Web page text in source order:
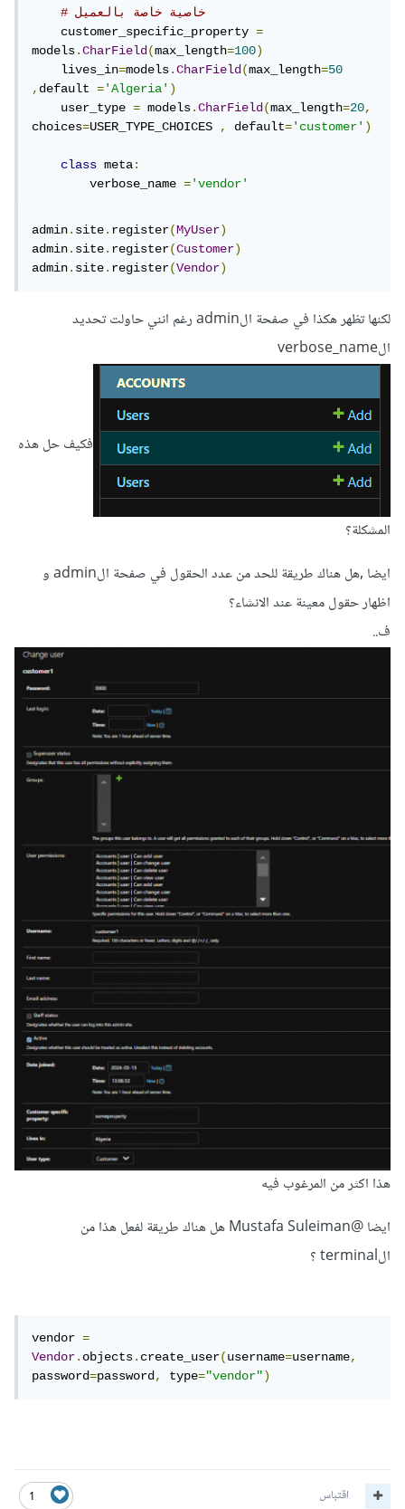
models .CharField (max_length
الآن نستخدم Vendor.objects.create_user لإنشاء بائع
جديد ونمرر اسم المستخدم وكلمة المرور وخصائص أخرى إلى
الطريقة create_user.
from
password = "password1234"
vendor =
# ... (إتمام عملية تسجيل البائع)
جديد، ونمرر اسم المستخدم وكلمة المرور وخصائص أخرى إلى
الطريقة create_user.
password = "password5678"
ame, password=password, type="customer")
وعليك استخدام الطريقة create_user الخاصة بكل صنف،
# خاصية خاصة بالعميل
    customer_specific_property
=
models.CharField(max_length=100)
    lives_in
=models.CharField(max_length=50
,default ='Algeria')
    user_type
= models.CharField(max_length=20,
choices=USER_TYPE_CHOICES , default='customer')
class meta:
        verbose_name
='vendor'
admin.site.register(MyUser)
admin.site.register(Customer)
admin.site.register(Vendor)
لكنها تظهر هكذا في صفحة الadmin رغم انني حاولت تحديد
الverbose_name
فكيف حل هذه
المشكلة؟
ايضا ,هل هناك طريقة للحد من عدد الحقول في صفحة الadmin و
اظهار حقول معينة عند الانشاء؟
ف..
هذا اكثر من المرغوب فيه
ايضا@Mustafa Suleiman
هل هناك طريقة لفعل هذا من
الterminal ؟
vendor =
Vendor.objects.create_user(username=username,
password=password, type="vendor")
1 اقتباس